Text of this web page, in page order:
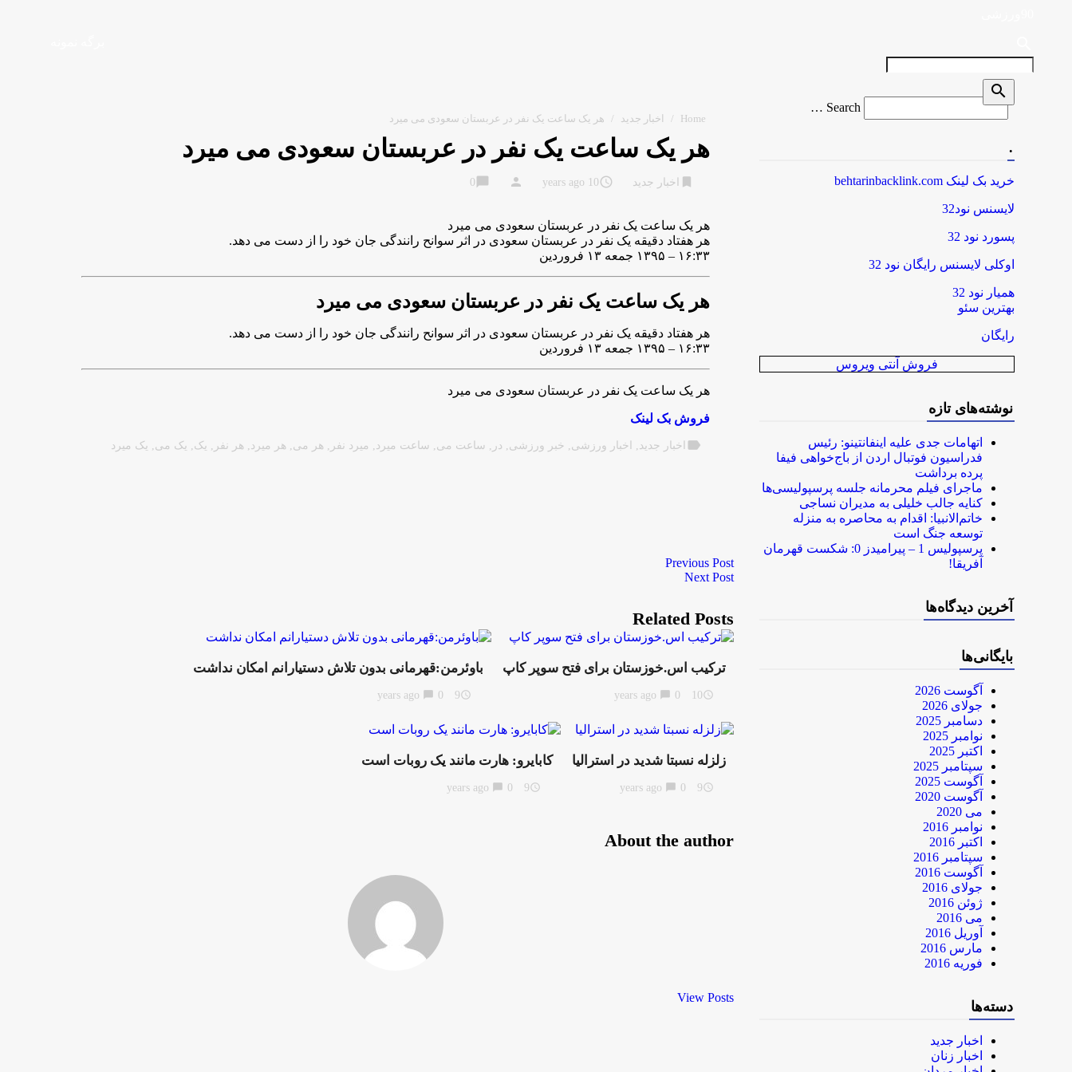
Home
/ اخبار جدید / هر یک ساعت یک نفر در عربستان سعودی می میرد
هر یک ساعت یک نفر در عربستان سعودی می میرد
اخبار جدید access_time
10 years ago
person
chat_bubble
0
هر یک ساعت یک نفر در عربستان سعودی می میرد
هر هفتاد دقیقه یک نفر در عربستان سعودی در اثر سوانح رانندگی جان خود را از دست می دهد.
۱۶:۳۳ – ۱۳۹۵ جمعه ۱۳ فروردین
هر یک ساعت یک نفر در عربستان سعودی می میرد
هر هفتاد دقیقه یک نفر در عربستان سعودی در اثر سوانح رانندگی جان خود را از دست می دهد.
۱۶:۳۳ – ۱۳۹۵ جمعه ۱۳ فروردین
هر یک ساعت یک نفر در عربستان سعودی می میرد
فروش بک لینک
label اخبار جدید , اخبار ورزشی , خبر ورزشی , در , ساعت می , ساعت میرد , میرد نفر , هر می , هر میرد , هر نفر , یک , یک می , یک میرد
Previous Post
Next Post
Related Posts
ترکیب اس.خوزستان برای فتح سوپر کاپ
access_time
10 years ago
chat_bubble 0
باوئرمن:قهرمانی بدون تلاش‌ دستیارانم امکان نداشت
access_time
9 years ago
chat_bubble 0
زلزله نسبتا شدید در استرالیا
access_time
9 years ago
chat_bubble 0
کابایرو: هارت مانند یک روبات است
access_time
9 years ago
chat_bubble 0
About the author
View Posts
Search
for
Search …
search
.
خرید بک لینک behtarinbacklink.com
لایسنس نود32
پسورد نود 32
اوکلی لایسنس رایگان نود 32
همیار نود 32
بهترین سئو
رایگان
فروش آنتی ویروس
نوشته‌های تازه
اتهامات جدی علیه اینفانتینو: رئیس
فدراسیون فوتبال اردن از باج‌خواهی فیفا
پرده برداشت
ماجرای فیلم محرمانه جلسه پرسپولیسی‌ها
کنایه جالب خلیلی به مدیران نساجی
خاتم‌الانبیا: اقدام به محاصره به منزله
توسعه جنگ است
پرسپولیس 1 – پیرامیدز 0: شکست قهرمان
آفریقا!
آخرین دیدگاه‌ها
بایگانی‌ها
آگوست 2026
جولای 2026
دسامبر 2025
نوامبر 2025
اکتبر 2025
سپتامبر 2025
آگوست 2025
آگوست 2020
می 2020
نوامبر 2016
اکتبر 2016
سپتامبر 2016
آگوست 2016
جولای 2016
ژوئن 2016
می 2016
آوریل 2016
مارس 2016
فوریه 2016
دسته‌ها
اخبار جدید
اخبار زنان